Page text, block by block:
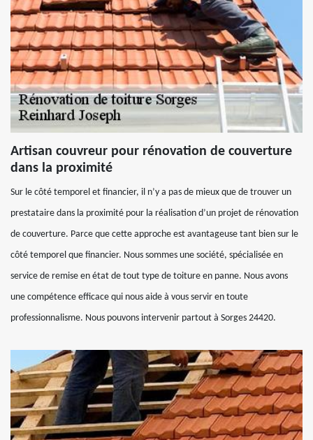
Artisan couvreur pour rénovation de couverture
dans la proximité
Sur le côté temporel et financier, il n’y a pas de mieux que de trouver un
prestataire dans la proximité pour la réalisation d’un projet de rénovation
de couverture. Parce que cette approche est avantageuse tant bien sur le
côté temporel que financier. Nous sommes une société, spécialisée en
service de remise en état de tout type de toiture en panne. Nous avons
une compétence efficace qui nous aide à vous servir en toute
professionnalisme. Nous pouvons intervenir partout à Sorges 24420.